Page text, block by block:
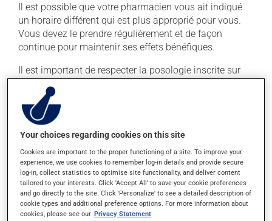
Il est possible que votre pharmacien vous ait indiqué
un horaire différent qui est plus approprié pour vous.
Vous devez le prendre régulièrement et de façon
continue pour maintenir ses effets bénéfiques.
Il est important de respecter la posologie inscrite sur
l'étiquette. N'en utilisez pas plus, ni plus souvent
qu'indiqué. Un usage abusif peut entraîner une
dépendance.
Ce médicament doit être avalé entier. Il ne doit pas être
coupé, croqué ou écrasé. Ce médicament peut être pris
avec ou sans nourriture, sans égard aux repas ou aux
collations.
La prise d'alcool peut augmenter l'effet de ce produit. Il
est donc recommandé d'en consommer avec
Your choices regarding cookies on this site
Cookies are important to the proper functioning of a site. To improve your
experience, we use cookies to remember log-in details and provide secure
log-in, collect statistics to optimise site functionality, and deliver content
tailored to your interests. Click 'Accept All' to save your cookie preferences
and go directly to the site. Click 'Personalize' to see a detailed description of
cookie types and additional preference options. For more information about
cookies, please see our Privacy Statement